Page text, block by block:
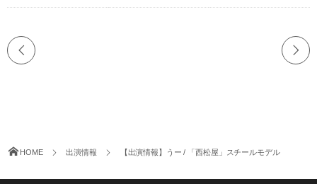
HOME 出演情報 【出演情報】うー / 「西松屋」スチールモデル